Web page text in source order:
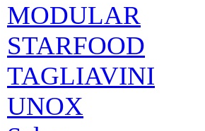
MODULAR
STARFOOD
TAGLIAVINI
UNOX